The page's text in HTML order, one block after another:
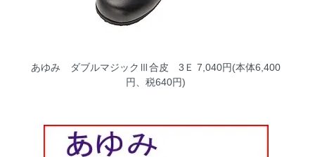
あゆみ ダブルマジックⅢ合皮 3Ｅ 7,040円(本体6,400
円、税640円)